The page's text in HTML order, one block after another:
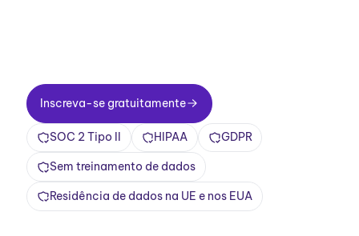
Inscreva-se gratuitamente
Inscreva-se gratuitamente
SOC 2 Tipo II HIPAA GDPR
Sem treinamento de dados
Residência de dados na UE e nos EUA